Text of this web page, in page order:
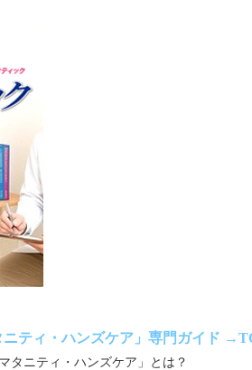
ニティ・ハンズケア」専門ガイド
タニティ・ハンズケア」とは？